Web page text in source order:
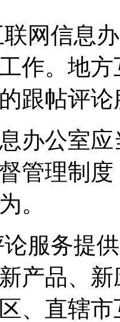
网信息
作。地
跟帖评
办公室
管理制
。
服务提
产品、
、直辖